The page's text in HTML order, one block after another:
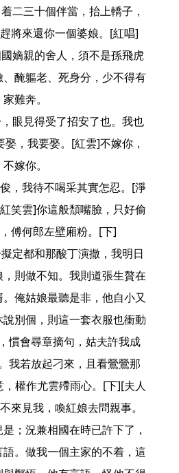
二三十個伴當，抬上轎子，
將來還你一個婆娘。[紅唱]
嫡親的舍人，須不是孫飛虎
醃軀老、死身分，少不得有
家難奔。
眼見得受了招安了也。我也
，我要娶。[紅雲]不嫁你，
不嫁你。
，我待不喝采其實怎忍。[淨
笑雲]你這般頹嘴臉，只好偷
傅何郎左壁廂粉。[下]
定都和那酸丁演撒，我明日
則做不知。我則道張生贅在
俺姑娘最聽是非，他自小又
別個，則這一套衣服也衝動
慣會尋章摘句，姑夫許我成
我若放起刁來，且看鶯鶯那
權作尤雲殢雨心。[下][夫人
來見我，喚紅娘去問親事。
；況兼相國在時已許下了，
。做我一個主家的不着，這